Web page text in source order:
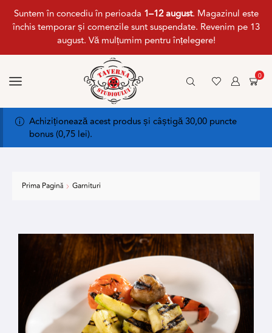
Suntem în concediu în perioada 1–12 august. Magazinul este
închis temporar și comenzile sunt suspendate. Revenim pe 13
august. Vă mulțumim pentru înțelegere!
0
Achiziționează acest produs și câștigă 30,00 puncte
bonus (0,75 lei).
Prima Pagină Garnituri